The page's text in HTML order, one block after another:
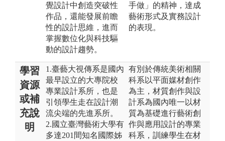
覺設計中創造突破性
作品，還能發展前瞻
性的設計思維，進而
掌握數位化與科技驅
動的設計趨勢。
手做」的精神，達成
藝術形式及實務設計
的表現。
學習
資源
或補
充說
明
1.臺藝大視傳系是國內
最早設立的大專院校
專業設計系所，也是
引領學生走在設計潮
流尖端的先進系所。
2.國立臺灣藝術大學有
多達201間知名國際姊
有別於傳統美術相關
科系以平面媒材創作
為主，材質創作與設
計系為國內唯一以材
質為基礎進行藝術創
作與應用設計的專業
科系，訓練學生在材